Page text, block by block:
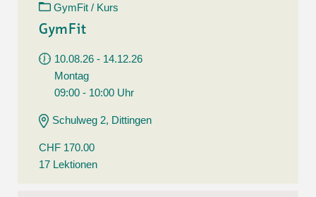
GymFit / Kurs
GymFit
10.08.26 - 14.12.26
Montag
09:00 - 10:00 Uhr
Schulweg 2, Dittingen
CHF 170.00
17 Lektionen